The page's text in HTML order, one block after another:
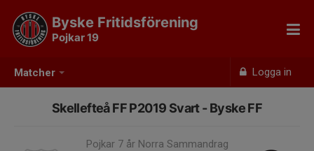
Matcher Logga in
Byske Fritidsförening
Pojkar 19
Skellefteå FF P2019 Svart - Byske FF
Pojkar 7 år Norra Sammandrag